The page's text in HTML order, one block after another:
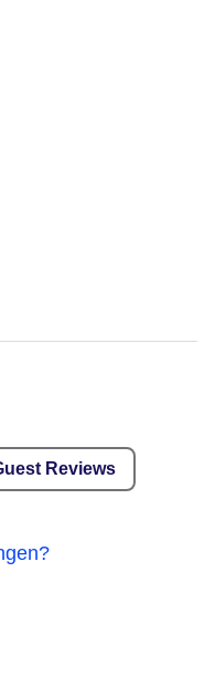
Reviews